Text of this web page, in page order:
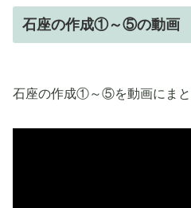
石座の作成①～⑤の動画
石座の作成①～⑤を動画にまと